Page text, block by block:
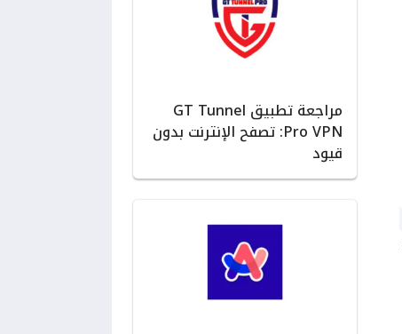
مراجعة تطبيق GT Tunnel
Pro VPN: تصفح الإنترنت بدون
قيود